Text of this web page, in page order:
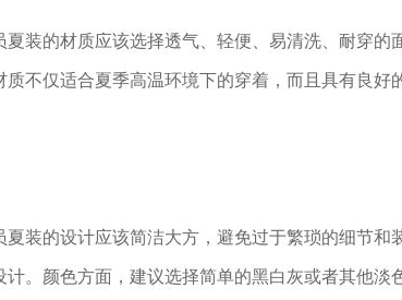
夏装的材质应该选择透气、轻便、易清洗、耐穿
质不仅适合夏季高温环境下的穿着，而且具有良好
夏装的设计应该简洁大方，避免过于繁琐的细节
计。颜色方面，建议选择简单的黑白灰或者其他